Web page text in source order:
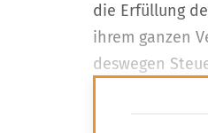
die Erfüllung
ihrem ganzen
deswegen